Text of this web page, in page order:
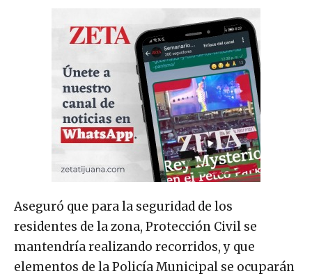
Aseguró que para la seguridad de los
residentes de la zona, Protección Civil se
mantendría realizando recorridos, y que
elementos de la Policía Municipal se ocuparán